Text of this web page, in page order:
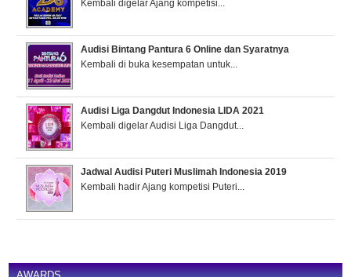
Kembali digelar Ajang kompetisi...
Audisi Bintang Pantura 6 Online dan Syaratnya
Kembali di buka kesempatan untuk...
Audisi Liga Dangdut Indonesia LIDA 2021
Kembali digelar Audisi Liga Dangdut...
Jadwal Audisi Puteri Muslimah Indonesia 2019
Kembali hadir Ajang kompetisi Puteri...